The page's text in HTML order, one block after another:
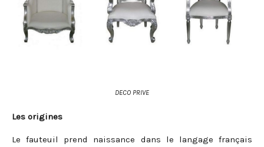
DECO PRIVE
Les origines
Le fauteuil prend naissance dans le langage français